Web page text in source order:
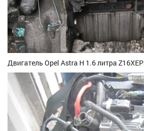
Двигатель Opel Astra H 1.6 литра Z16XEP